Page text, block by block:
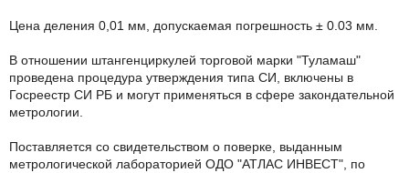
Цена деления 0,01 мм, допускаемая погрешность ± 0.03 мм.
В отношении штангенциркулей торговой марки "Туламаш"
проведена процедура утверждения типа СИ, включены в
Госреестр СИ РБ и могут применяться в сфере закондательной
метрологии.
Поставляется со свидетельством о поверке, выданным
метрологической лабораторией ОДО "АТЛАС ИНВЕСТ", по